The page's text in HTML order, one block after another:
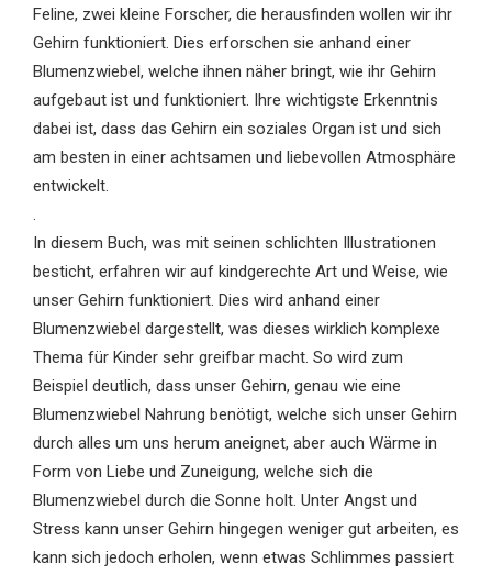
Feline, zwei kleine Forscher, die herausfinden wollen wir ihr
Gehirn funktioniert. Dies erforschen sie anhand einer
Blumenzwiebel, welche ihnen näher bringt, wie ihr Gehirn
aufgebaut ist und funktioniert. Ihre wichtigste Erkenntnis
dabei ist, dass das Gehirn ein soziales Organ ist und sich
am besten in einer achtsamen und liebevollen Atmosphäre
entwickelt.
.
In diesem Buch, was mit seinen schlichten Illustrationen
besticht, erfahren wir auf kindgerechte Art und Weise, wie
unser Gehirn funktioniert. Dies wird anhand einer
Blumenzwiebel dargestellt, was dieses wirklich komplexe
Thema für Kinder sehr greifbar macht. So wird zum
Beispiel deutlich, dass unser Gehirn, genau wie eine
Blumenzwiebel Nahrung benötigt, welche sich unser Gehirn
durch alles um uns herum aneignet, aber auch Wärme in
Form von Liebe und Zuneigung, welche sich die
Blumenzwiebel durch die Sonne holt. Unter Angst und
Stress kann unser Gehirn hingegen weniger gut arbeiten, es
kann sich jedoch erholen, wenn etwas Schlimmes passiert